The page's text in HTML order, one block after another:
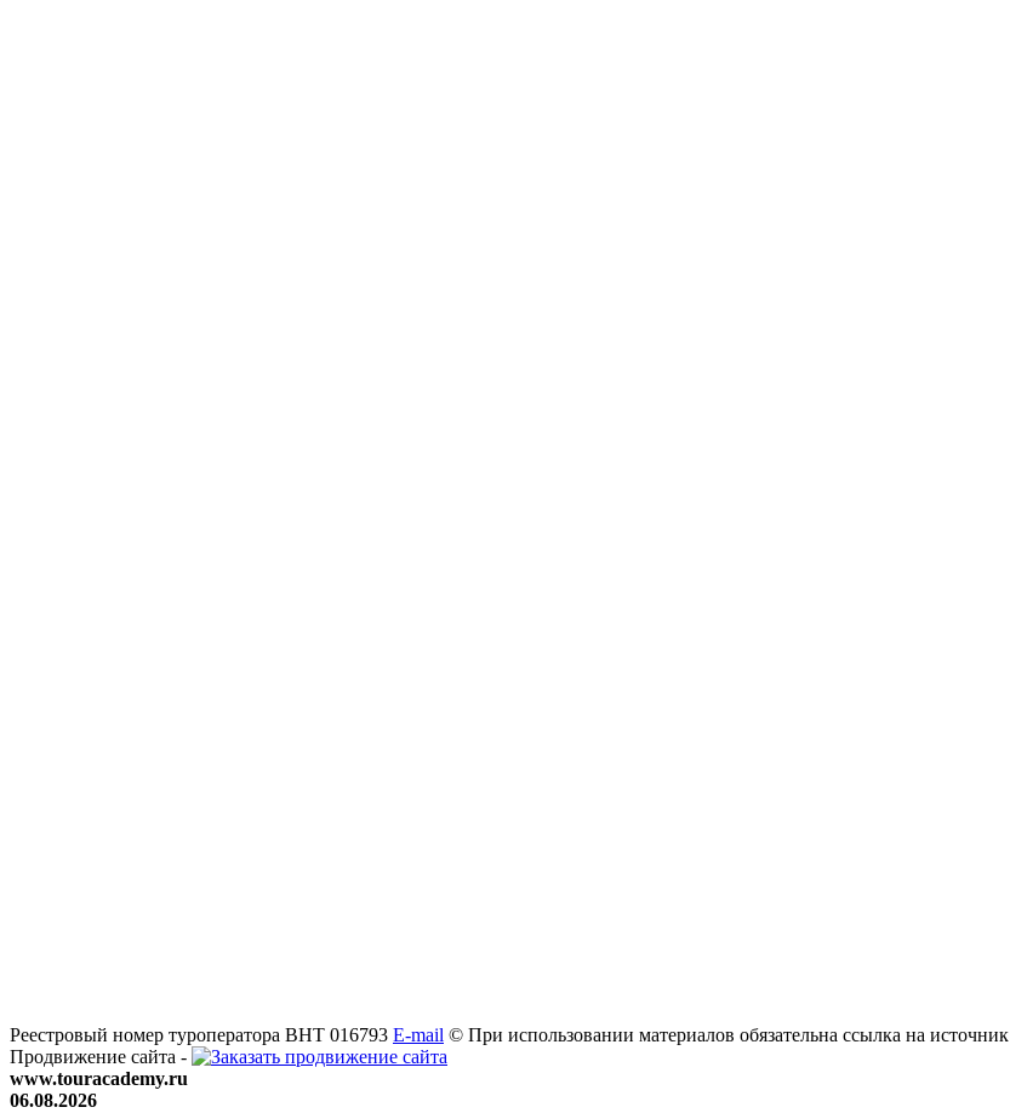
Реестровый номер туроператора ВНТ 016793 E-mail © При использовании материалов обязательна ссылка на источник
Продвижение сайта -
www.touracademy.ru
06.08.2026